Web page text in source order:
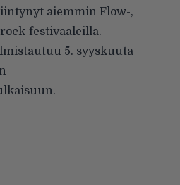
aiemmin Flow-,
festivaaleilla.
5. syyskuuta